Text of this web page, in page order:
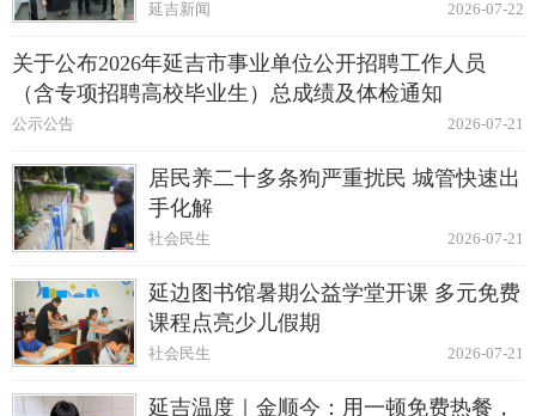
2026-07-22
延吉新闻
关于公布2026年延吉市事业单位公开招聘工作人员
（含专项招聘高校毕业生）总成绩及体检通知
2026-07-21
公示公告
居民养二十多条狗严重扰民 城管快速出
手化解
2026-07-21
社会民生
延边图书馆暑期公益学堂开课 多元免费
课程点亮少儿假期
2026-07-21
社会民生
延吉温度｜金顺今：用一顿免费热餐，